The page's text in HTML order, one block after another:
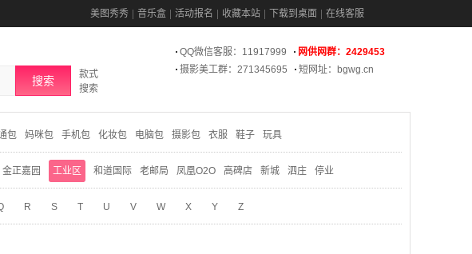
美图秀秀 音乐盒 活动报名 收藏本站 下载到桌面 在线客服
搜索
款式
搜索
QQ微信客服：11917999
网供网群：2429453
摄影美工群：271345695
短网址：bgwg.cn
包 妈咪包 手机包 化妆包 电脑包 摄影包 衣服 鞋子 玩具
金正嘉园 工业区 和道国际 老邮局 凤凰O2O 高碑店 新城 泗庄 停业
R S T U V W X Y Z